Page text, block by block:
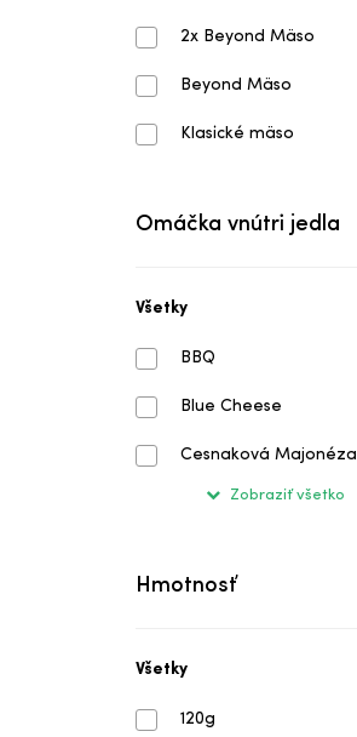
Chicken Burger
Chicken Burger Menu
Classic Hotdog
Chilli Hotdog
Cheese Hotdog
Fest Hotdog
Chicken Wrap
2x Beyond Mäso
Beyond Mäso
Klasické mäso
Omáčka vnútri jedla
Všetky
BBQ
Blue Cheese
Cesnaková Majonéza
Zobraziť všetko
Hmotnosť
Všetky
120g